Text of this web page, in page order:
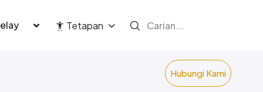
Tetapan
Hubungi Kami